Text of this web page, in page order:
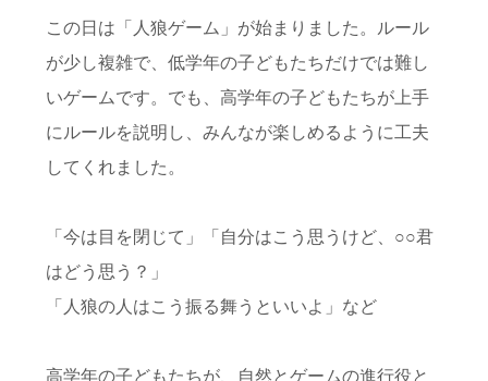
この日は「人狼ゲーム」が始まりました。ルール
が少し複雑で、低学年の子どもたちだけでは難し
いゲームです。でも、高学年の子どもたちが上手
にルールを説明し、みんなが楽しめるように工夫
してくれました。
「今は目を閉じて」「自分はこう思うけど、○○君
はどう思う？」
「人狼の人はこう振る舞うといいよ」など
高学年の子どもたちが、自然とゲームの進行役と